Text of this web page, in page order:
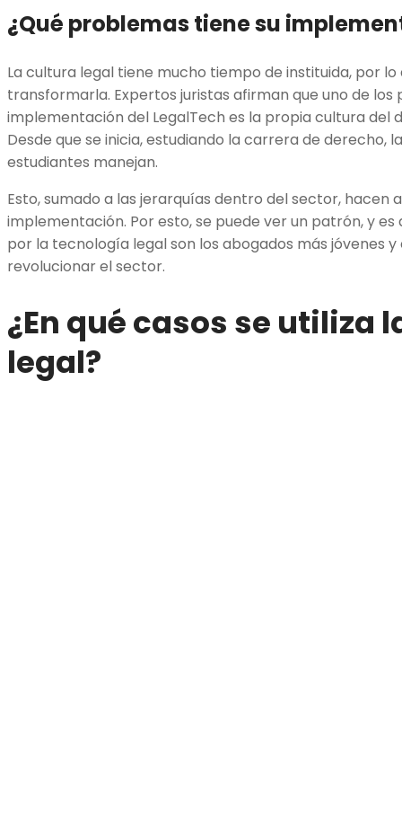
¿Qué problemas tiene su
La cultura legal tiene mucho tiempo de instituida, por lo
transformarla. Expertos juristas afirman que uno de
implementación del LegalTech es la propia cultura del
Desde que se inicia, estudiando la carrera de derecho,
estudiantes manejan.
Esto, sumado a las jerarquías dentro del sector, hacen
implementación. Por esto, se puede ver un patrón, y es
por la tecnología legal son los abogados más jóvenes
revolucionar el sector.
¿En qué casos se utiliza
legal?